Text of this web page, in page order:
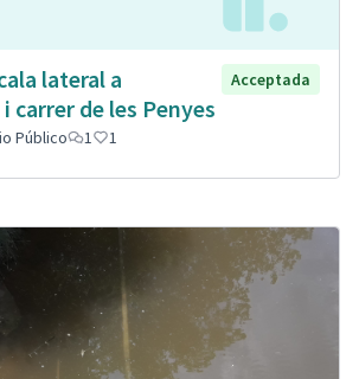
lateral a
carrer de les Penyes
Acceptada
Público 1 1